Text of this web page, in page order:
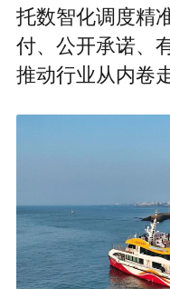
托数智化调度精
付、公开承诺、
推动行业从内卷